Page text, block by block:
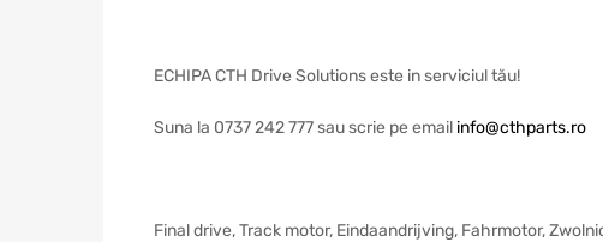
ECHIPA CTH Drive Solutions este in serviciul tău!
Suna la 0737 242 777 sau scrie pe email info@cthparts.ro
Final drive, Track motor, Eindaandrijving, Fahrmotor,